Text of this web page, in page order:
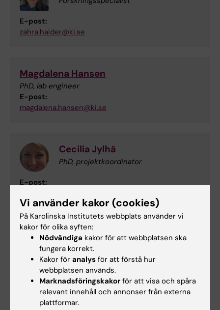
E-post:
zahra.haider@ki.se
Magdalena Hansen
PhD, lab engineer
E-post:
magdalena.hansen@ki.se
Cecilia Jylhä
PhD, projektkoordinator
E-post:
Dmytro Kryvokhyzha
Bioinformatiker
E-post:
dmytro.kryvokhyzha@ki.se
Vi använder kakor (cookies)
På Karolinska Institutets webbplats använder vi
kakor för olika syften:
Nödvändiga kakor för att webbplatsen ska
fungera korrekt.
Kakor för analys för att förstå hur
webbplatsen används.
Marknadsföringskakor för att visa och spåra
relevant innehåll och annonser från externa
plattformar.